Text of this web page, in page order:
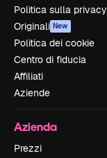
Politica sulla privacy
Originali New
Politica dei cookie
Centro di fiducia
Affiliati
Aziende
Azienda
Prezzi